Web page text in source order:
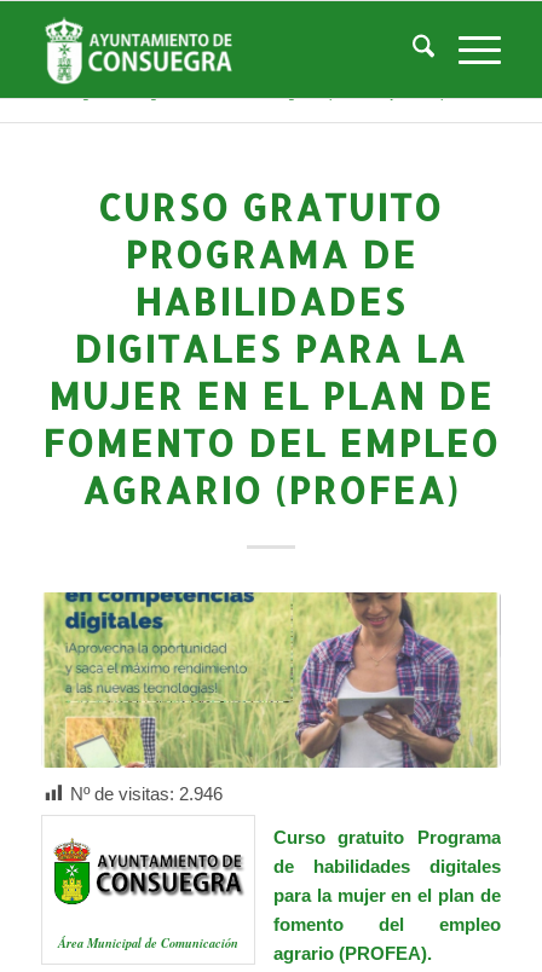
Noticias
Usted está aquí: Inicio / Noticias
Empleo y Desarrollo
/ Formacion
CURSO GRATUITO
PROGRAMA DE
HABILIDADES
DIGITALES PARA LA
MUJER EN EL PLAN DE
FOMENTO DEL EMPLEO
AGRARIO (PROFEA)
Nº de visitas: 2.946
Área Municipal de Comunicación
Curso gratuito Programa
de habilidades digitales
para la mujer en el plan de
fomento del empleo
agrario (PROFEA).